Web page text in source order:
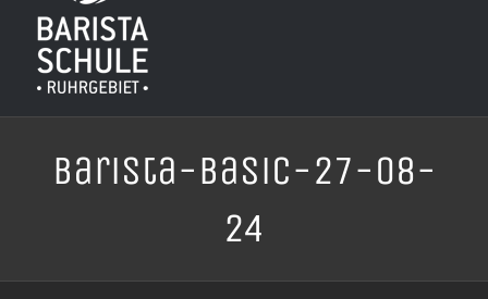
Barista-Basic-27-08-
24